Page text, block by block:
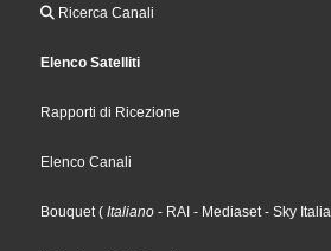
Ricerca Canali
Elenco Satelliti
Rapporti di Ricezione
Elenco Canali
Bouquet ( Italiano - RAI - Mediaset - Sky Italia